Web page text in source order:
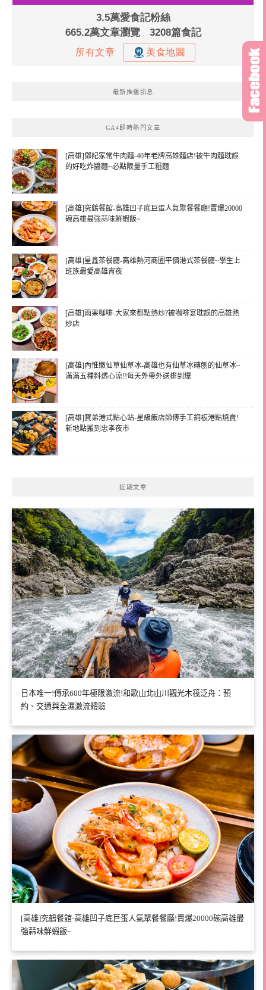
最新推播訊息
GA4即時熱門文章
[高雄]鄧記家常牛肉麵-40年老牌高雄麵店!被牛肉麵耽誤
的好吃炸醬麵~必點限量手工粗麵
[高雄]究鶴餐館-高雄凹子底巨蛋人氣聚餐餐廳!賣爆20000
碗高雄最強蒜味鮮蝦飯~
[高雄]星鑫茶餐廳-高雄熱河商圈平價港式茶餐廳~學生上
班族最愛高雄宵夜
[高雄]雨果咖啡-大家來都點熱炒?被咖啡宴耽誤的高雄熱
炒店
[高雄]內惟嫩仙草仙草冰-高雄也有仙草冰磚刨的仙草冰~
滿滿五種料透心涼!!每天外帶外送排到爆
[高雄]寶弟港式點心站-星級飯店師傅手工銅板港點燒賣!
新地點搬到忠孝夜市
近期文章
日本唯一!傳承600年極限激流!和歌山北山川觀光木筏泛舟：預
約、交通與全濕激流體驗
[高雄]究鶴餐館-高雄凹子底巨蛋人氣聚餐餐廳!賣爆20000碗高雄最
強蒜味鮮蝦飯~